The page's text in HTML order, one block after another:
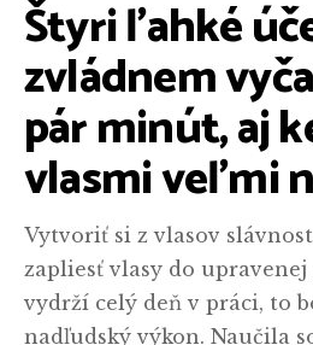
Štyri ľahké
zvládnem
pár minút, aj
vlasmi veľmi
Vytvoriť si z vlasov
zapliesť vlasy do
vydrží celý deň v práci, to
nadľudský výkon. Naučila